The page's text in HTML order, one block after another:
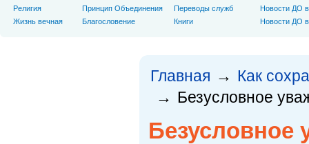
Главная → Как
→ Безусловное
Безусловное
Религия
Жизнь вечная
Принцип Объединения
Благословение
Переводы служб
Книги
Новости ДО
Новости ДО